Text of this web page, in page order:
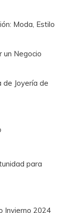
Moda, Estilo
un Negocio
de Joyería de
para
Invierno 2024